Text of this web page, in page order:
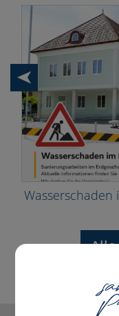
Wasserschaden
Alle